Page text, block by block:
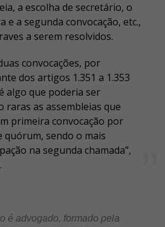
a escolha de secretário, o
a segunda convocação, etc.,
a serem resolvidos.
convocações, por
dos artigos 1.351 a 1.353
algo que poderia ser
raras as assembleias que
primeira convocação por
quórum, sendo o mais
na segunda chamada”,
é advogado, formado pela